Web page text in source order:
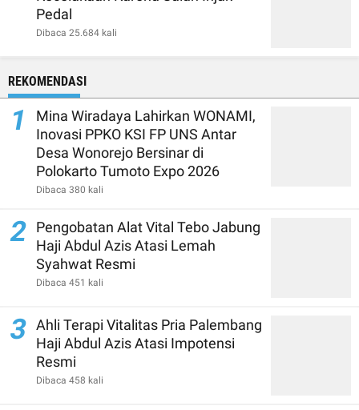
Pedal
Dibaca 25.684 kali
REKOMENDASI
1
Mina Wiradaya Lahirkan WONAMI,
Inovasi PPKO KSI FP UNS Antar
Desa Wonorejo Bersinar di
Polokarto Tumoto Expo 2026
Dibaca 380 kali
2
Pengobatan Alat Vital Tebo Jabung
Haji Abdul Azis Atasi Lemah
Syahwat Resmi
Dibaca 451 kali
3 Ahli Terapi Vitalitas Pria Palembang
Haji Abdul Azis Atasi Impotensi
Resmi
Dibaca 458 kali